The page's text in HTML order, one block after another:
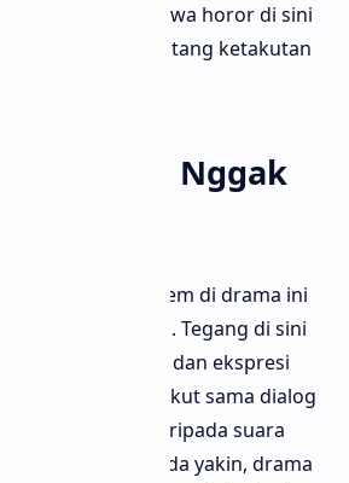
kesan bahwa horor di sini
tapi juga tentang ketakutan
yang Nggak
adegan serem di drama ini
kamu salah. Tegang di sini
lewat suasana dan ekspresi
kita lebih takut sama dialog
kosong pasien daripada suara
Bloggermuda yakin, drama